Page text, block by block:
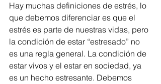
Hay muchas definiciones de estrés, lo
que debemos diferenciar es que el
estrés es parte de nuestras vidas, pero
la condición de estar “estresado” no
es una regla general. La condición de
estar vivos y el estar en sociedad, ya
es un hecho estresante. Debemos